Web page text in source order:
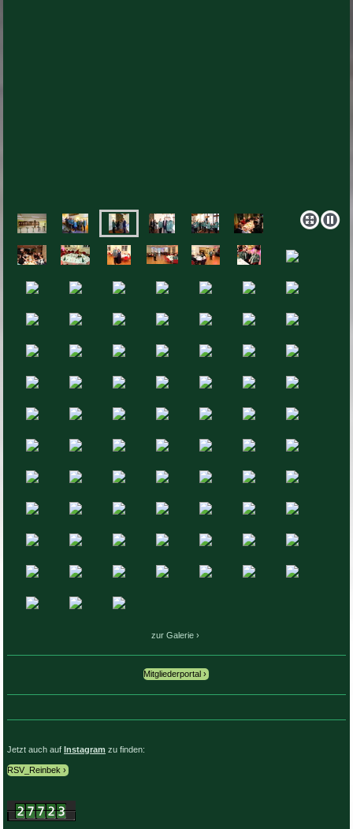
zur Galerie
Mitgliederportal
Jetzt auch auf Instagram zu finden:
RSV_Reinbek